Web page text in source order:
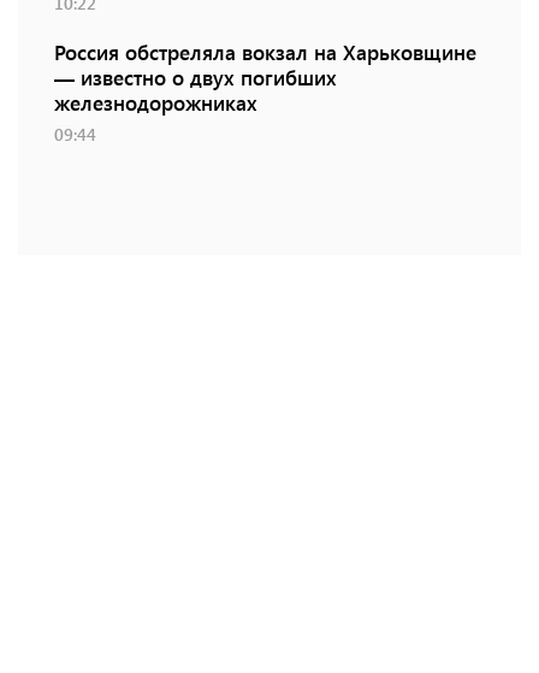
Россия обстреляла вокзал на Харьковщине
— известно о двух погибших
железнодорожниках
09:44